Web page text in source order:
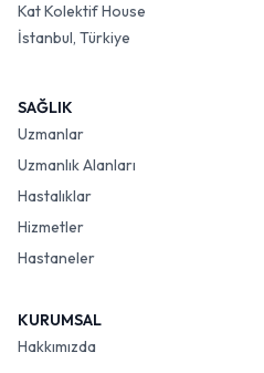
Kat Kolektif House
İstanbul, Türkiye
SAĞLIK
Uzmanlar
Uzmanlık Alanları
Hastalıklar
Hizmetler
Hastaneler
KURUMSAL
Hakkımızda